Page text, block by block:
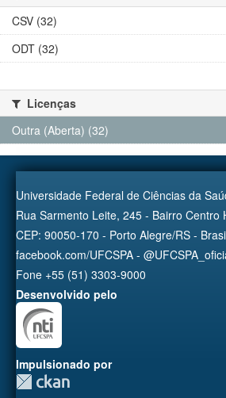
CSV (32)
ODT (32)
Licenças
Outra (Aberta) (32)
Universidade Federal de Ciências da
Rua Sarmento Leite, 245 - Bairro Centro
CEP: 90050-170 - Porto Alegre/RS -
facebook.com/UFCSPA -
Fone +55 (51) 3303-9000
Desenvolvido pelo
Impulsionado por